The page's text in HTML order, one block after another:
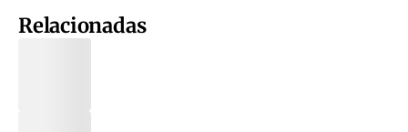
Relacionadas